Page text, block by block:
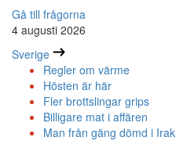
Gå till frågorna
4 augusti 2026
Sverige
Regler om värme
Hösten är här
Fler brottslingar grips
Billigare mat i affären
Man från gäng dömd i Irak